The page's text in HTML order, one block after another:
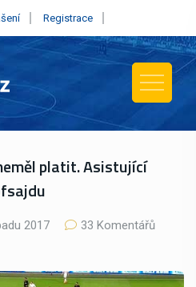
Registrace
platit. Asistující
2017
33 Komentářů